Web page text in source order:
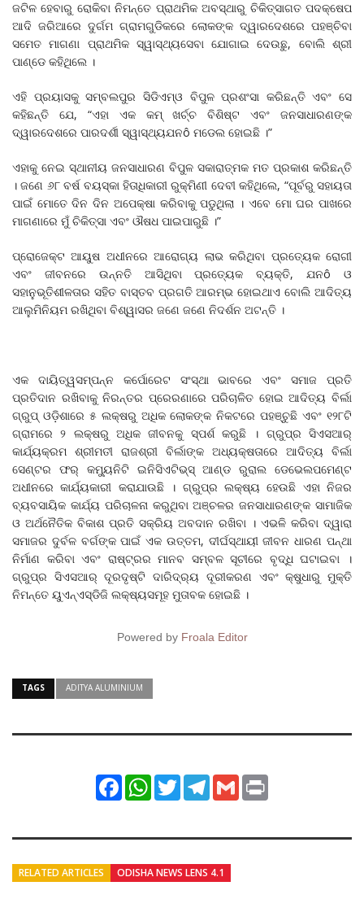
ଜଟିଳ ହେବାରୁ ରୋକିବା ନିମନ୍ତେ ପ୍ରାଥମିକ ଅବସ୍ଥାରୁ ଚିକିତ୍ସାଗତ ପଦକ୍ଷେପ
ଆଦି ଜରିଆରେ ଦୁର୍ଗମ ଗ୍ରାମଗୁଡିକରେ ଲୋକଙ୍କ ଦ୍ୱାରଦେଶରେ ପହଞ୍ଚିବା
ସମେତ ମାଗଣା ପ୍ରାଥମିକ ସ୍ୱାସ୍ଥ୍ୟସେବା ଯୋଗାଇ ଦେଉଛୁ, ବୋଲି ଶ୍ରୀ
ପାଣ୍ଡେ କହିଥିଲେ ।
ଏହି ପ୍ରୟାସକୁ ସମ୍ବଲପୁର ସିଡିଏମ୍‌ଓ ବିପୁଳ ପ୍ରଶଂସା କରିଛନ୍ତି ଏବଂ ସେ
କହିଛନ୍ତି ଯେ, “ଏହା ଏକ କମ୍‌ ଖର୍ଚ୍ଚ ବିଶିଷ୍ଟ ଏବଂ ଜନସାଧାରଣଙ୍କ
ଦ୍ୱାରଦେଶରେ ପାରଦର୍ଶୀ ସ୍ୱାସ୍ଥ୍ୟଯନô ମଡେଲ ହୋଇଛି ।”
ଏହାକୁ ନେଇ ସ୍ଥାନୀୟ ଜନସାଧାରଣ ବିପୁଳ ସକାରାତ୍ମକ ମତ ପ୍ରକାଶ କରିଛନ୍ତି
। ଜଣେ ୬୮ ବର୍ଷ ବୟସ୍କା ହିତାଧିକାରୀ ରୁକ୍ମିଣୀ ଦେବୀ କହିଥିଲେ, “ପୂର୍ବରୁ ସହାୟତା
ପାଇଁ ମୋତେ ଦିନ ଦିନ ଅପେକ୍ଷା କରିବାକୁ ପଡୁଥିଲା । ଏବେ ମୋ ଘର ପାଖରେ
ମାଗଣାରେ ମୁଁ ଚିକିତ୍ସା ଏବଂ ଔଷଧ ପାଇପାରୁଛି ।”
ପ୍ରୋଜେକ୍ଟ ଆୟୁଷ ଅଧୀନରେ ଆରୋଗ୍ୟ ଲାଭ କରିଥିବା ପ୍ରତ୍ୟେକ ରୋଗୀ
ଏବଂ ଜୀବନରେ ଉନ୍ନତି ଆସିଥିବା ପ୍ରତ୍ୟେକ ବ୍ୟକ୍ତି, ଯନô ଓ
ସହାନୁଭୂତିଶୀଳତାର ସହିତ ବାସ୍ତବ ପ୍ରଗତି ଆରମ୍ଭ ହୋଇଥାଏ ବୋଲି ଆଦିତ୍ୟ
ଆଲୁମିନିୟମ ରଖିଥିବା ବିଶ୍ୱାସର ଜଣେ ଜଣେ ନିଦର୍ଶନ ଅଟନ୍ତି ।
ଏକ ଦାୟିତ୍ୱସମ୍ପନ୍ନ କର୍ପୋରେଟ ସଂସ୍ଥା ଭାବରେ ଏବଂ ସମାଜ ପ୍ରତି
ପ୍ରତିଦାନ ରଖିବାକୁ ନିରନ୍ତର ପ୍ରେରଣାରେ ପରିଚାଳିତ ହୋଇ ଆଦିତ୍ୟ ବିର୍ଲା
ଗ୍ରୁପ୍‌ ଓଡ଼ିଶାରେ ୫ ଲକ୍ଷରୁ ଅଧିକ ଲୋକଙ୍କ ନିକଟରେ ପହଞ୍ଚୁଛି ଏବଂ ୧୨୮ଟି
ଗ୍ରାମରେ ୨ ଲକ୍ଷରୁ ଅଧିକ ଜୀବନକୁ ସ୍ପର୍ଶ କରୁଛି । ଗ୍ରୁପ୍‌ର ସିଏସଆର୍‌
କାର୍ଯ୍ୟକ୍ରମ ଶ୍ରୀମତୀ ରାଜଶ୍ରୀ ବିର୍ଲାଙ୍କ ଅଧ୍ୟକ୍ଷତାରେ ଆଦିତ୍ୟ ବିର୍ଲା
ସେଣ୍ଟର ଫର୍‌ କମୁ୍ୟନିଟି ଇନିସିଏଟିଭ୍‌ସ୍‌ ଆଣ୍ଡ ରୁରାଲ ଡେଭେଲପମେଣ୍ଟ
ଅଧୀନରେ କାର୍ଯ୍ୟକାରୀ କରାଯାଉଛି । ଗ୍ରୁପ୍‌ର ଲକ୍ଷ୍ୟ ହେଉଛି ଏହା ନିଜର
ବ୍ୟବସାୟିକ କାର୍ଯ୍ୟ ପରିଚାଳନା କରୁଥିବା ଅଞ୍ଚଳର ଜନସାଧାରଣଙ୍କ ସାମାଜିକ
ଓ ଅର୍ଥନୈତିକ ବିକାଶ ପ୍ରତି ସକ୍ରିୟ ଅବଦାନ ରଖିବା । ଏଭଳି କରିବା ଦ୍ୱାରା
ସମାଜର ଦୁର୍ବଳ ବର୍ଗଙ୍କ ପାଇଁ ଏକ ଉତ୍ତମ, ଦୀର୍ଘସ୍ଥାୟୀ ଜୀବନ ଧାରଣ ପନ୍ଥା
ନିର୍ମାଣ କରିବା ଏବଂ ରାଷ୍ଟ୍ରର ମାନବ ସମ୍ବଳ ସୂଚୀରେ ବୃଦ୍ଧି ଘଟାଇବା ।
ଗ୍ରୁପ୍‌ର ସିଏସଆର୍‌ ଦୂରଦୃଷ୍ଟି ଦାରିଦ୍ର୍ୟ ଦୂରୀକରଣ ଏବଂ କ୍ଷୁଧାରୁ ମୁକ୍ତି
ନିମନ୍ତେ ୟୁଏନ୍‌ଏସ୍‌ଡିଜି ଲକ୍ଷ୍ୟସମୂହ ମୁତାବକ ହୋଇଛି ।
Powered by Froala Editor
TAGS ADITYA ALUMINIUM
FacebookWhatsApp
TwitterTelegram
Gmail
RELATED ARTICLES ODISHA NEWS LENS 4.1